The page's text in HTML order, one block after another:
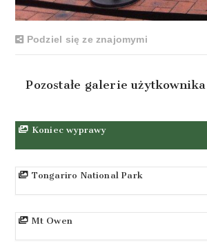
Podziel się ze znajomymi
Pozostałe galerie użytkownika
Koniec wyprawy
Tongariro National Park
Mt Owen